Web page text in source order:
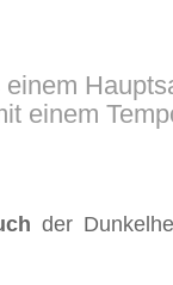
einem
der